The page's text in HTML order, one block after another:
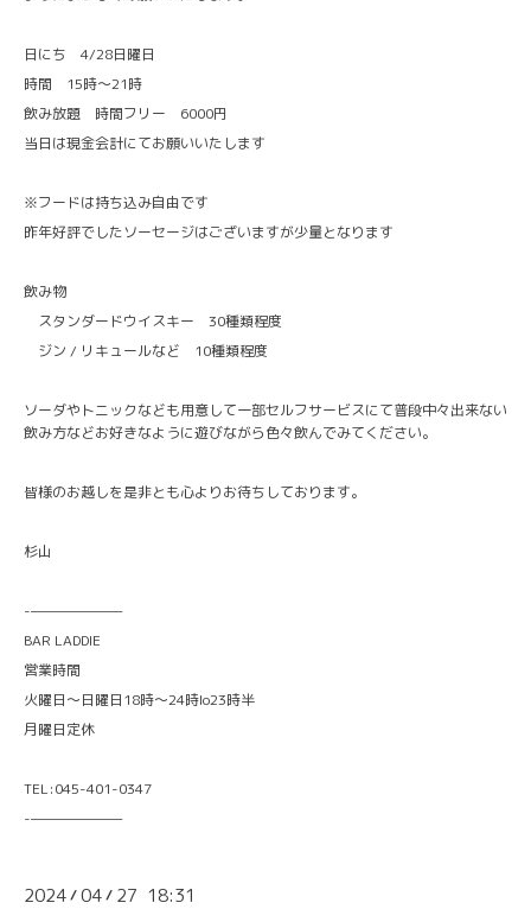
日にち 4/28日曜日
時間 15時〜21時
飲み放題 時間フリー 6000円
当日は現金会計にてお願いいたします
※フードは持ち込み自由です
昨年好評でしたソーセージはございますが少量となります
飲み物
スタンダードウイスキー 30種類程度
ジン / リキュールなど 10種類程度
ソーダやトニックなども用意して一部セルフサービスにて普段中々出来ない
飲み方などお好きなように遊びながら色々飲んでみてください。
皆様のお越しを是非とも心よりお待ちしております。
杉山
-———————
BAR LADDIE
営業時間
火曜日〜日曜日18時〜24時lo23時半
月曜日定休
TEL:045-401-0347
-———————
2024/04/ 27 18:31